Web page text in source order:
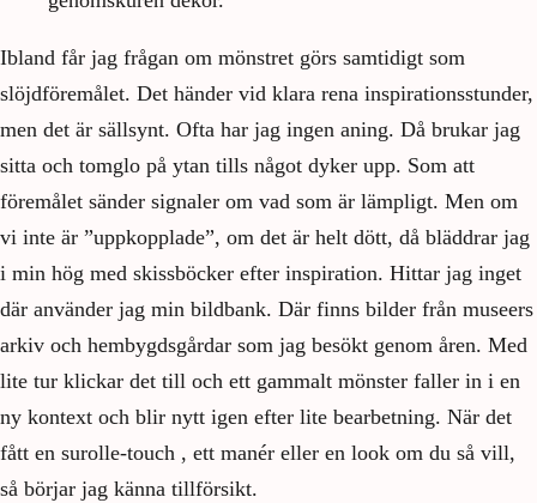
Ibland får jag frågan om mönstret görs samtidigt som
slöjdföremålet. Det händer vid klara rena inspirationsstunder,
men det är sällsynt. Ofta har jag ingen aning. Då brukar jag
sitta och tomglo på ytan tills något dyker upp. Som att
föremålet sänder signaler om vad som är lämpligt. Men om
vi inte är ”uppkopplade”, om det är helt dött, då bläddrar jag
i min hög med skissböcker efter inspiration. Hittar jag inget
där använder jag min bildbank. Där finns bilder från museers
arkiv och hembygdsgårdar som jag besökt genom åren. Med
lite tur klickar det till och ett gammalt mönster faller in i en
ny kontext och blir nytt igen efter lite bearbetning. När det
fått en surolle-touch , ett manér eller en look om du så vill,
så börjar jag känna tillförsikt.